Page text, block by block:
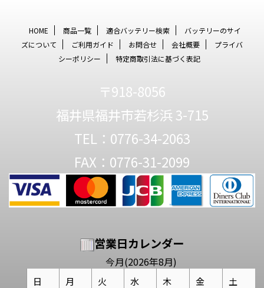
HOME 商品一覧 適合バッテリー検索
バッテリーのサイ
ズについて
ご利用ガイド お問合せ 会社概要
プライバ
シーポリシー
特定商取引法に基づく表記
〒918-8056
福井県福井市若杉浜 3-715
TEL：0776-34-2063
FAX：0776-31-2099
営業日カレンダー
今月(2026年8月)
日 月 火 水 木 金 土